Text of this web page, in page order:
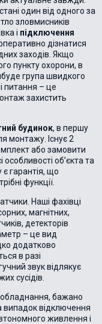
один від одного за
зловмисників
і підключення
дізнатися
заходів. Якщо
пункту охорони, в
група швидкого
питання – це
захистить
будинок, в першу
монтажу. Існує 2
або замовити
об’єкта та
гарантія, що
функції.
Наші фахівці
магнітних,
детекторів
– це вид
додатково
в разі
звук відлякує
сусідів.
обладнання, бажано
випадок відключення
живлення і